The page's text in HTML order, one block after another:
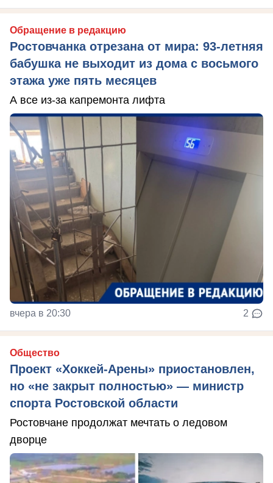
Обращение в редакцию
Ростовчанка отрезана от мира: 93-летняя
бабушка не выходит из дома с восьмого
этажа уже пять месяцев
А все из-за капремонта лифта
вчера в 20:30 2
Общество
Проект «Хоккей-Арены» приостановлен,
но «не закрыт полностью» — министр
спорта Ростовской области
Ростовчане продолжат мечтать о ледовом
дворце